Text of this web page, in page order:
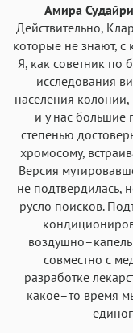
Амира
Действительно,
которые не знают, с
Я, как советник по
исследования
населения
и у нас большие
степенью
хромосому,
Версия
не подтвердилась,
русло поисков.
совместно с
разработке
какое–то время